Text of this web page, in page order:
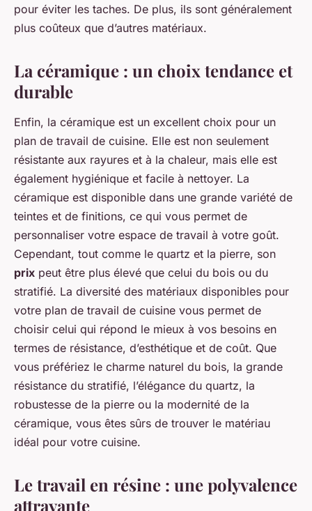
pour éviter les taches. De plus, ils sont généralement
plus coûteux que d’autres matériaux.
La céramique : un choix tendance et
durable
Enfin, la céramique est un excellent choix pour un
plan de travail de cuisine. Elle est non seulement
résistante aux rayures et à la chaleur, mais elle est
également hygiénique et facile à nettoyer. La
céramique est disponible dans une grande variété de
teintes et de finitions, ce qui vous permet de
personnaliser votre espace de travail à votre goût.
Cependant, tout comme le quartz et la pierre, son
prix peut être plus élevé que celui du bois ou du
stratifié. La diversité des matériaux disponibles pour
votre plan de travail de cuisine vous permet de
choisir celui qui répond le mieux à vos besoins en
termes de résistance, d’esthétique et de coût. Que
vous préfériez le charme naturel du bois, la grande
résistance du stratifié, l’élégance du quartz, la
robustesse de la pierre ou la modernité de la
céramique, vous êtes sûrs de trouver le matériau
idéal pour votre cuisine.
Le travail en résine : une polyvalence
attrayante